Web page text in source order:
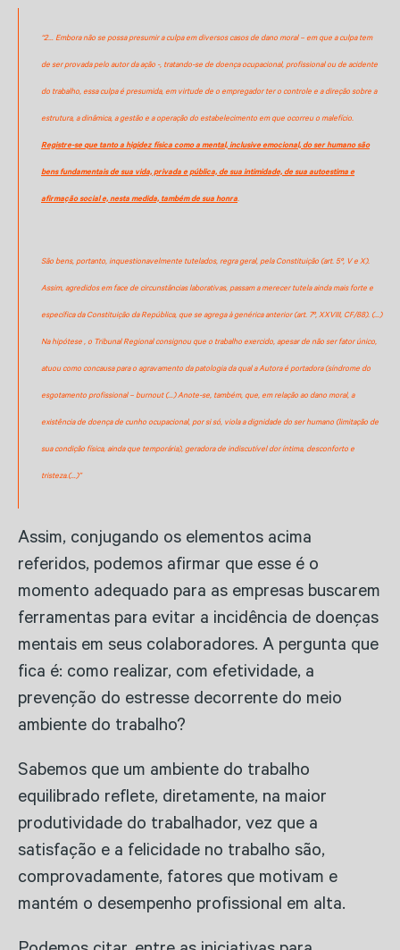
“2… Embora não se possa presumir a culpa em diversos casos de dano moral – em que a culpa tem
de ser provada pelo autor da ação -, tratando-se de doença ocupacional, profissional ou de acidente
do trabalho, essa culpa é presumida, em virtude de o empregador ter o controle e a direção sobre a
estrutura, a dinâmica, a gestão e a operação do estabelecimento em que ocorreu o malefício.
Registre-se que tanto a higidez física como a mental, inclusive emocional, do ser humano são
bens fundamentais de sua vida, privada e pública, de sua intimidade, de sua autoestima e
afirmação social e, nesta medida, também de sua honra.
São bens, portanto, inquestionavelmente tutelados, regra geral, pela Constituição (art. 5º, V e X).
Assim, agredidos em face de circunstâncias laborativas, passam a merecer tutela ainda mais forte e
específica da Constituição da República, que se agrega à genérica anterior (art. 7º, XXVIII, CF/88). (…)
Na hipótese , o Tribunal Regional consignou que o trabalho exercido, apesar de não ser fator único,
atuou como concausa para o agravamento da patologia da qual a Autora é portadora (síndrome do
esgotamento profissional – burnout (…) Anote-se, também, que, em relação ao dano moral, a
existência de doença de cunho ocupacional, por si só, viola a dignidade do ser humano (limitação de
sua condição física, ainda que temporária), geradora de indiscutível dor íntima, desconforto e
tristeza.(…)”
Assim, conjugando os elementos acima
referidos, podemos afirmar que esse é o
momento adequado para as empresas buscarem
ferramentas para evitar a incidência de doenças
mentais em seus colaboradores. A pergunta que
fica é: como realizar, com efetividade, a
prevenção do estresse decorrente do meio
ambiente do trabalho?
Sabemos que um ambiente do trabalho
equilibrado reflete, diretamente, na maior
produtividade do trabalhador, vez que a
satisfação e a felicidade no trabalho são,
comprovadamente, fatores que motivam e
mantém o desempenho profissional em alta.